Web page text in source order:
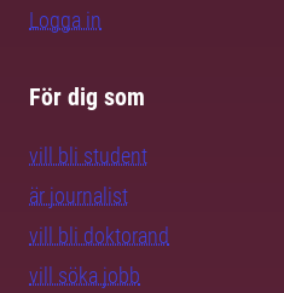
Logga in
För dig som
vill bli student
är journalist
vill bli doktorand
vill söka jobb